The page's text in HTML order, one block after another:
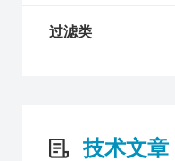
过滤类
技术文章